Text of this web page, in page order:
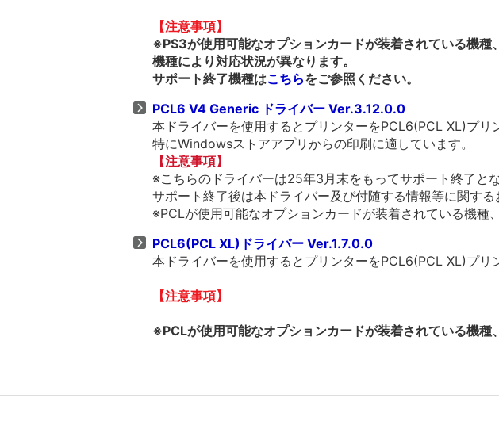
【注意事項】
※PS3が使用可能なオプションカードが装着されている機種
機種により対応状況が異なります。
サポート終了機種はこちらをご参照ください。
PCL6 V4 Generic ドライバー Ver.3.12.0.0
本ドライバーを使用するとプリンターをPCL6(PCL XL)プリ
特にWindowsストアアプリからの印刷に適しています。
【注意事項】
※こちらのドライバーは25年3月末をもってサポート終了とな
サポート終了後は本ドライバー及び付随する情報等に関す
※PCLが使用可能なオプションカードが装着されている機種
PCL6(PCL XL)ドライバー Ver.1.7.0.0
本ドライバーを使用するとプリンターをPCL6(PCL XL)プリ
【注意事項】
※PCLが使用可能なオプションカードが装着されている機